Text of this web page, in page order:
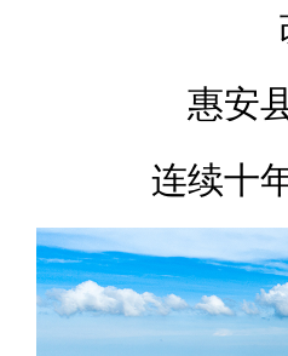
惠安
连续十